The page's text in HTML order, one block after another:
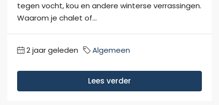
tegen vocht, kou en andere winterse verrassingen.
Waarom je chalet of...
2 jaar geleden Algemeen
Lees verder